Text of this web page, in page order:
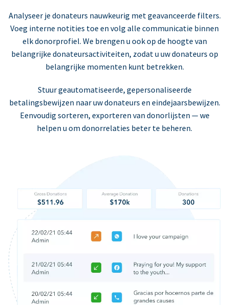
Analyseer je donateurs nauwkeurig met geavanceerde filters.
Voeg interne notities toe en volg alle communicatie binnen
elk donorprofiel. We brengen u ook op de hoogte van
belangrijke donateursactiviteiten, zodat u uw donateurs op
belangrijke momenten kunt betrekken.
Stuur geautomatiseerde, gepersonaliseerde
betalingsbewijzen naar uw donateurs en eindejaarsbewijzen.
Eenvoudig sorteren, exporteren van donorlijsten — we
helpen u om donorrelaties beter te beheren.